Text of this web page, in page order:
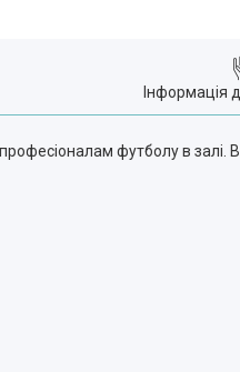
Інформація
футболу в